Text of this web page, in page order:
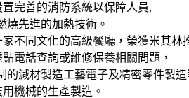
完善的消防系統以保障人員,
燒先進的加熱技術。
不同文化的高級餐廳，榮獲米其林
電話查詢或維修保養相關問題，
的減材製造工藝電子及精密零件製造
機械的生產製造。